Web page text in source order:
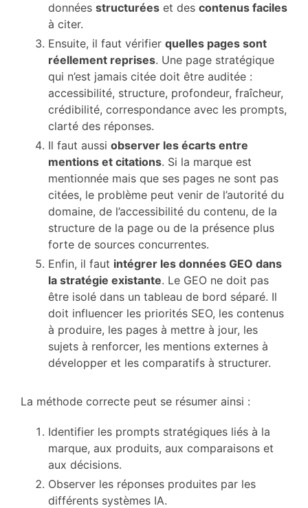
données structurées et des contenus faciles
à citer.
Ensuite, il faut vérifier quelles pages sont
réellement reprises. Une page stratégique
qui n’est jamais citée doit être auditée :
accessibilité, structure, profondeur, fraîcheur,
crédibilité, correspondance avec les prompts,
clarté des réponses.
Il faut aussi observer les écarts entre
mentions et citations. Si la marque est
mentionnée mais que ses pages ne sont pas
citées, le problème peut venir de l’autorité du
domaine, de l’accessibilité du contenu, de la
structure de la page ou de la présence plus
forte de sources concurrentes.
Enfin, il faut intégrer les données GEO dans
la stratégie existante. Le GEO ne doit pas
être isolé dans un tableau de bord séparé. Il
doit influencer les priorités SEO, les contenus
à produire, les pages à mettre à jour, les
sujets à renforcer, les mentions externes à
développer et les comparatifs à structurer.
La méthode correcte peut se résumer ainsi :
Identifier les prompts stratégiques liés à la
marque, aux produits, aux comparaisons et
aux décisions.
Observer les réponses produites par les
différents systèmes IA.